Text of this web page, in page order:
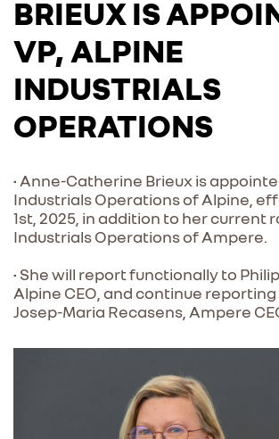
BRIEUX IS
VP, ALPINE
INDUSTRIALS
OPERATIONS
• Anne-Catherine Brieux is
Industrials Operations of Alpine,
1st, 2025, in addition to her current
Industrials Operations of Ampere.
• She will report functionally to
Alpine CEO, and continue
Josep-Maria Recasens, Ampere